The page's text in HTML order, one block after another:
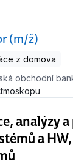
(m/ž)
z domova
obchodní
analýzy
a